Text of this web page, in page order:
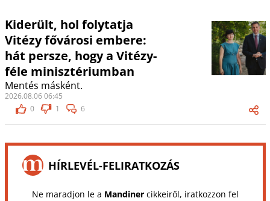
Kiderült, hol folytatja
Vitézy fővárosi embere:
hát persze, hogy a Vitézy-
féle minisztériumban
Mentés másként.
2026.08.06 06:45
0
1 6
HÍRLEVÉL-FELIRATKOZÁS
Ne maradjon le a Mandinercikkeiről, iratkozzon fel